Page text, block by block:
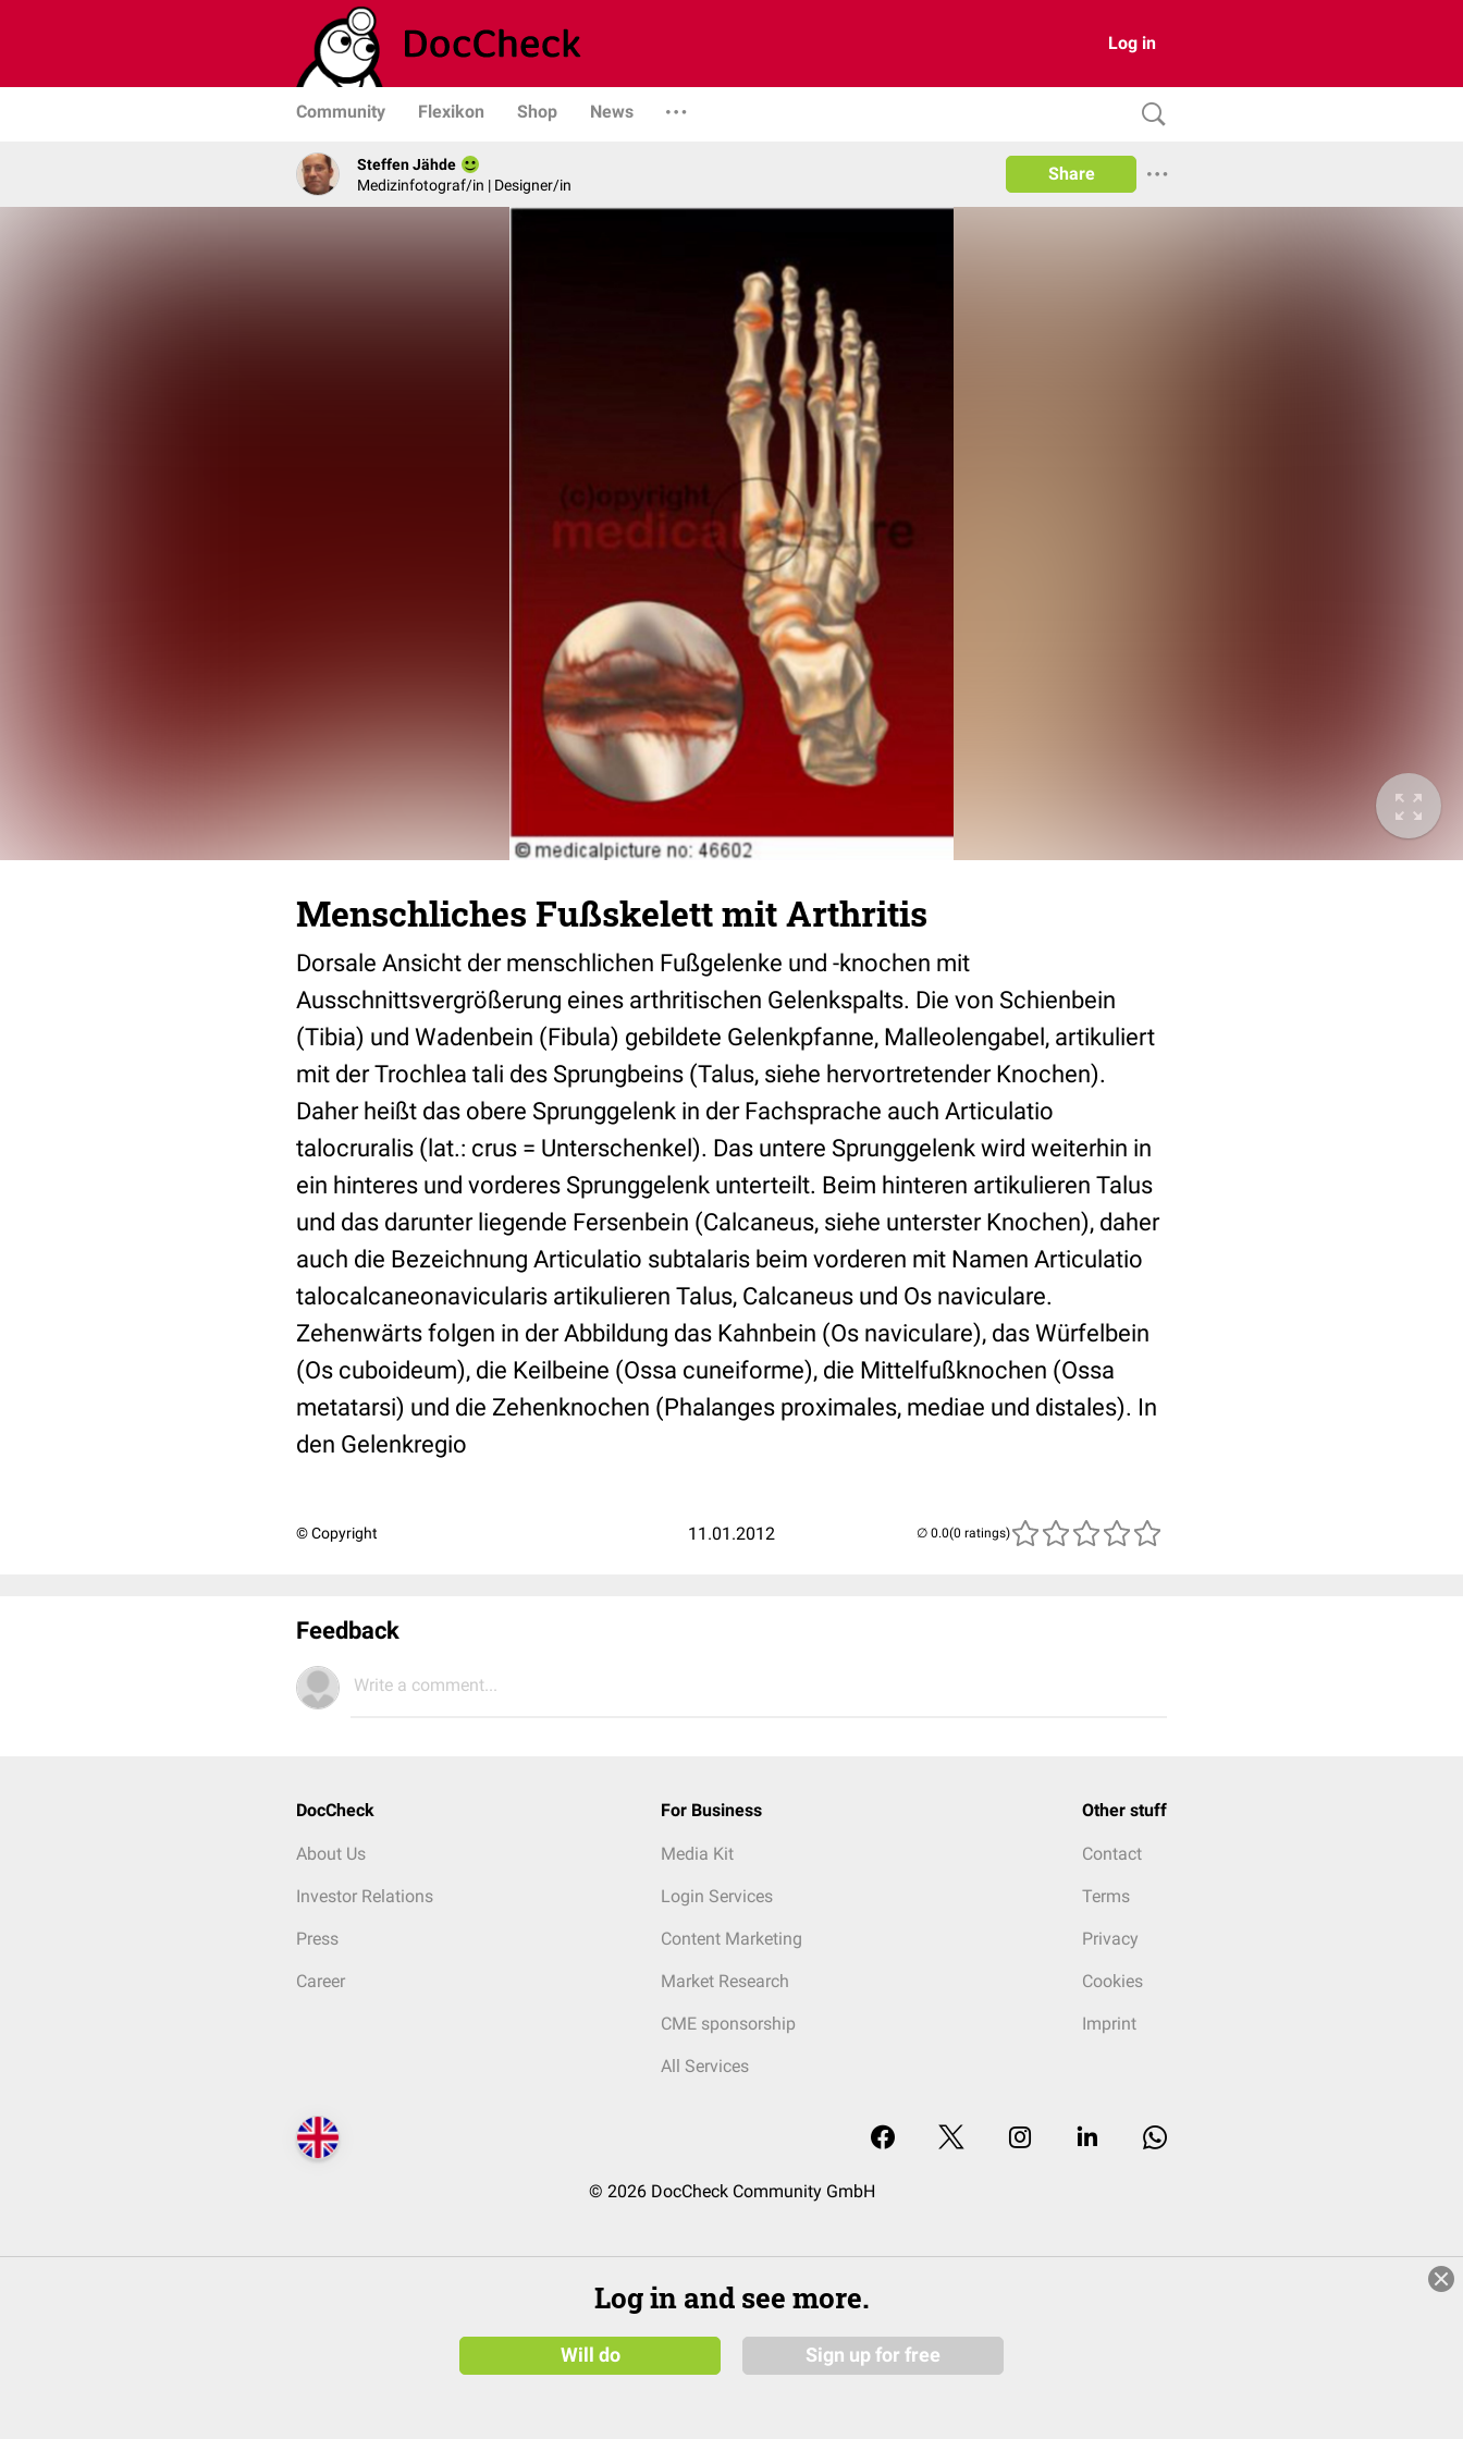
Log in
Community Flexikon Shop News
Steffen Jähde
Medizinfotograf/in | Designer/in
Share
Menschliches Fußskelett mit Arthritis
Dorsale Ansicht der menschlichen Fußgelenke und -knochen mit
Ausschnittsvergrößerung eines arthritischen Gelenkspalts. Die von Schienbein
(Tibia) und Wadenbein (Fibula) gebildete Gelenkpfanne, Malleolengabel, artikuliert
mit der Trochlea tali des Sprungbeins (Talus, siehe hervortretender Knochen).
Daher heißt das obere Sprunggelenk in der Fachsprache auch Articulatio
talocruralis (lat.: crus = Unterschenkel). Das untere Sprunggelenk wird weiterhin in
ein hinteres und vorderes Sprunggelenk unterteilt. Beim hinteren artikulieren Talus
und das darunter liegende Fersenbein (Calcaneus, siehe unterster Knochen), daher
auch die Bezeichnung Articulatio subtalaris beim vorderen mit Namen Articulatio
talocalcaneonavicularis artikulieren Talus, Calcaneus und Os naviculare.
Zehenwärts folgen in der Abbildung das Kahnbein (Os naviculare), das Würfelbein
(Os cuboideum), die Keilbeine (Ossa cuneiforme), die Mittelfußknochen (Ossa
metatarsi) und die Zehenknochen (Phalanges proximales, mediae und distales). In
den Gelenkregio
© Copyright 11.01.2012 (0 ratings)
Feedback
Write a comment...
DocCheck
About Us
Investor Relations
Press
Career
For Business
Media Kit
Login Services
Content Marketing
Market Research
CME sponsorship
All Services
Other stuff
Contact
Terms
Privacy
Cookies
Imprint
© 2026 DocCheck Community GmbH
Log in and see more.
Will do Sign up for free